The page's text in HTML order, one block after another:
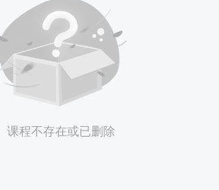
课程不存在或已删除